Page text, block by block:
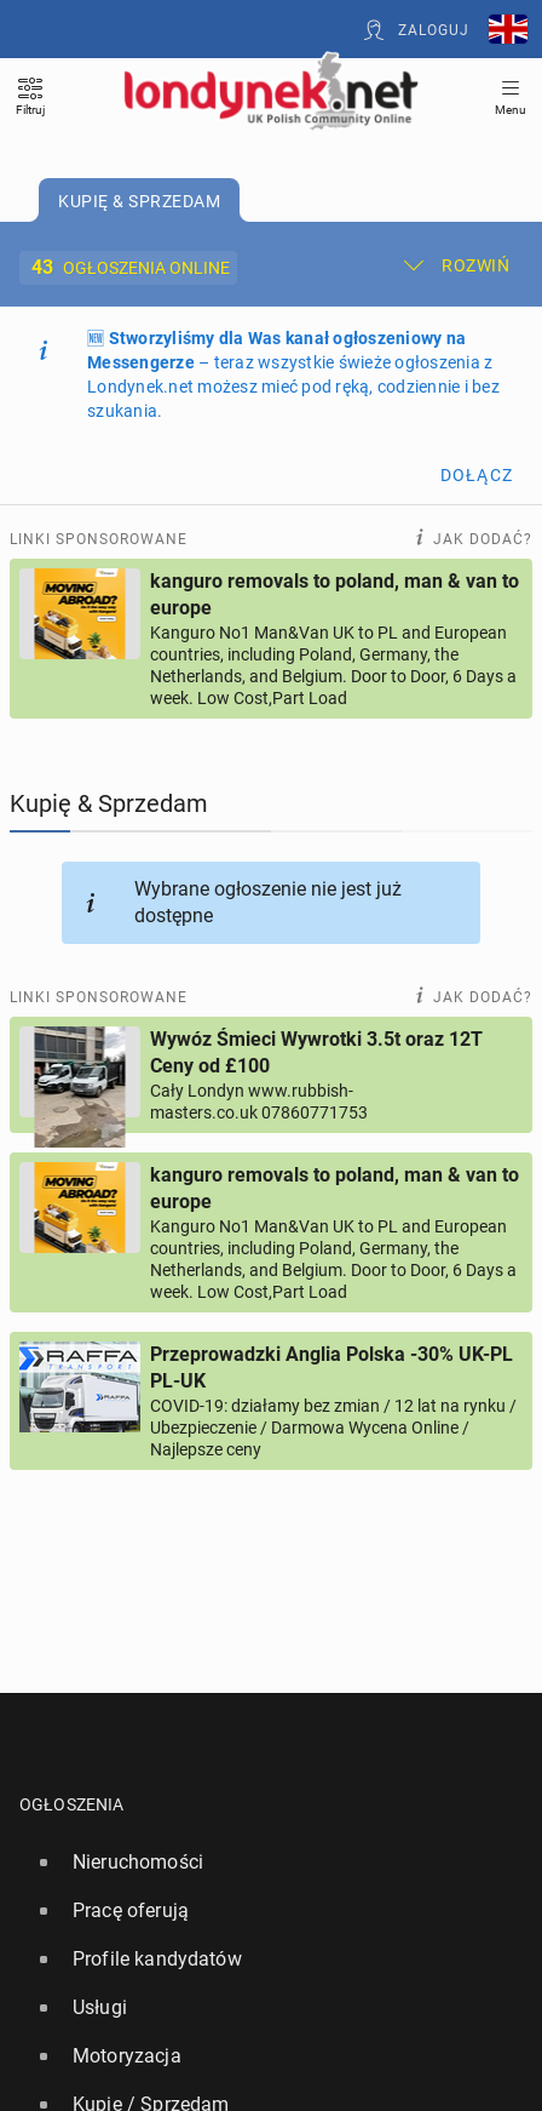
ZALOGUJ
Filtruj Menu
KUPIĘ & SPRZEDAM
43 OGŁOSZENIA ONLINE ROZWIŃ
Dodaj ogłoszenie Moje ogłoszenia
Oferta i cennik ogłoszeń
ogłoszenia online
PROFILE KANDYDATÓW 293profile online
USŁUGI 165ogłoszeń online
MOTORYZACJA 12ogłoszeń online
🆕 Stworzyliśmy dla Was kanał ogłoszeniowy na
Messengerze– teraz wszystkie świeże ogłoszenia z
Londynek.net możesz mieć pod ręką, codziennie i bez
szukania.
DOŁĄCZ
LINKI SPONSOROWANE JAK DODAĆ?
kanguro removals to poland, man & van to
europe
Kanguro No1 Man&Van UK to PL and European
countries, including Poland, Germany, the
Netherlands, and Belgium. Door to Door, 6 Days a
week. Low Cost,Part Load
Kupię & Sprzedam
Wybrane ogłoszenie nie jest już
dostępne
LINKI SPONSOROWANE JAK DODAĆ?
Wywóz Śmieci Wywrotki 3.5t oraz 12T
Ceny od £100
Cały Londyn www.rubbish-
masters.co.uk 07860771753
kanguro removals to poland, man & van to
europe
Kanguro No1 Man&Van UK to PL and European
countries, including Poland, Germany, the
Netherlands, and Belgium. Door to Door, 6 Days a
week. Low Cost,Part Load
Przeprowadzki Anglia Polska -30% UK-PL
PL-UK
COVID-19: działamy bez zmian / 12 lat na rynku /
Ubezpieczenie / Darmowa Wycena Online /
Najlepsze ceny
OGŁOSZENIA
Nieruchomości
Pracę oferują
Profile kandydatów
Usługi
Motoryzacja
Kupię / Sprzedam